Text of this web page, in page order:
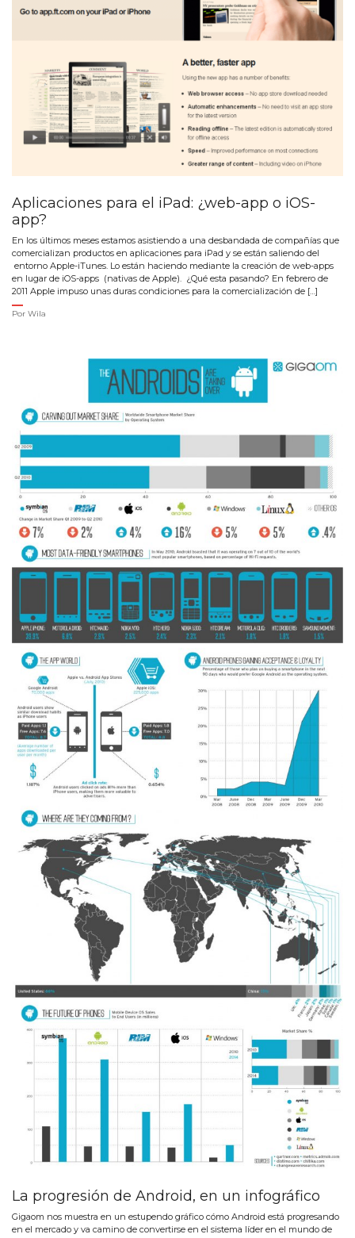
Aplicaciones para el iPad: ¿web-app o iOS-
app?
En los últimos meses estamos asistiendo a una desbandada de compañías que
comercializan productos en aplicaciones para iPad y se están saliendo del
entorno Apple-iTunes. Lo están haciendo mediante la creación de web-apps
en lugar de iOS-apps (nativas de Apple). ¿Qué esta pasando? En febrero de
2011 Apple impuso unas duras condiciones para la comercialización de […]
Por Wila
La progresión de Android, en un infográfico
Gigaom nos muestra en un estupendo gráfico cómo Android está progresando
en el mercado y va camino de convertirse en el sistema líder en el mundo de